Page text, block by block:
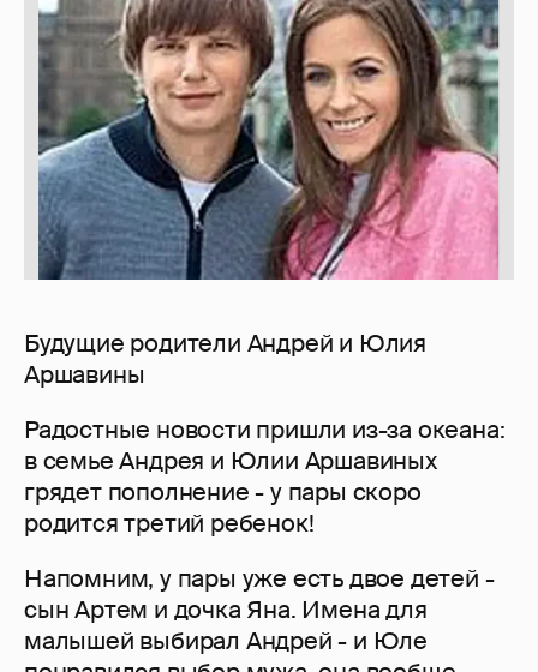
Будущие родители Андрей и Юлия
Аршавины
Радостные новости пришли из-за океана:
в семье Андрея и Юлии Аршавиных
грядет пополнение - у пары скоро
родится третий ребенок!
Напомним, у пары уже есть двое детей -
сын Артем и дочка Яна. Имена для
малышей выбирал Андрей - и Юле